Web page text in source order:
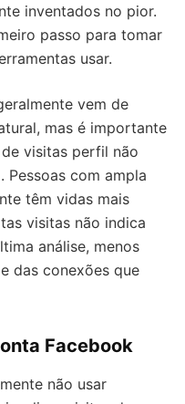
inventados no pior.
passo para tomar
usar.
vem de
mas é importante
visitas perfil não
Pessoas com ampla
têm vidas mais
visitas não indica
análise, menos
das conexões que
Facebook
não usar